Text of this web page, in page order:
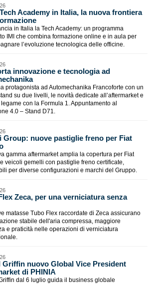
Academy in Italia, la nuova frontiera
in Italia la Tech Academy: un programma
IMI che combina formazione online e in aula per
l’evoluzione tecnologica delle officine.
innovazione e tecnologia ad
protagonista ad Automechanika Francoforte con un
su due livelli, le novità dedicate all’aftermarket e
con la Formula 1. Appuntamento al
4.0 – Stand D71.
Group: nuove pastiglie freno per Fiat
gamma aftermarket amplia la copertura per Fiat
veicoli gemelli con pastiglie freno certificate,
per diverse configurazioni e marchi del Gruppo.
Zeca, per una verniciatura senza
matasse Tubo Flex raccordate di Zeca assicurano
stabile dell'aria compressa, maggiore
e praticità nelle operazioni di verniciatura
Griffin nuovo Global Vice President
di PHINIA
dal 6 luglio guida il business globale